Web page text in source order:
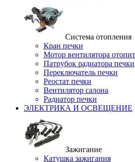
Система отопления
Кран печки
Мотор вентилятора
Патрубок радиатора печки
Переключатель печки
Реостат печки
Вентилятор салона
Радиатор печки
ЭЛЕКТРИКА И ОСВЕЩЕНИЕ
Зажигание
Катушка зажигания